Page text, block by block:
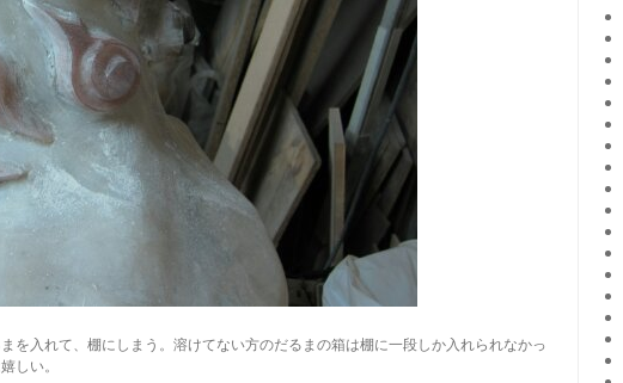
を入れて、棚にしまう。溶けてない方のだるまの箱は棚に一段しか入れられなかっ
しい。